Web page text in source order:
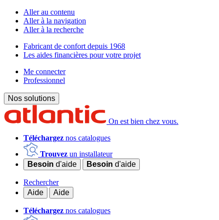
Aller au contenu
Aller à la navigation
Aller à la recherche
Fabricant de confort depuis 1968
Les aides financières pour votre projet
Me connecter
Professionnel
Nos solutions
On est bien chez vous.
Téléchargez nos catalogues
Trouvez un installateur
Besoin d'aide Besoin d'aide
Rechercher
Aide
Aide
Téléchargez nos catalogues